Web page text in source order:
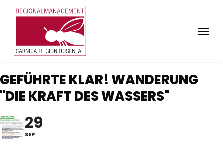
Skip
content
Menu
GEFÜHRTE KLAR! WANDERUNG
"DIE KRAFT DES WASSERS"
29
SEP